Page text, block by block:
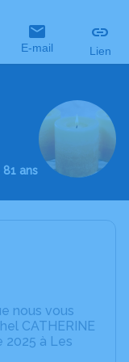
E-mail Lien
ans
nous vous
CATHERINE
2025 à Les